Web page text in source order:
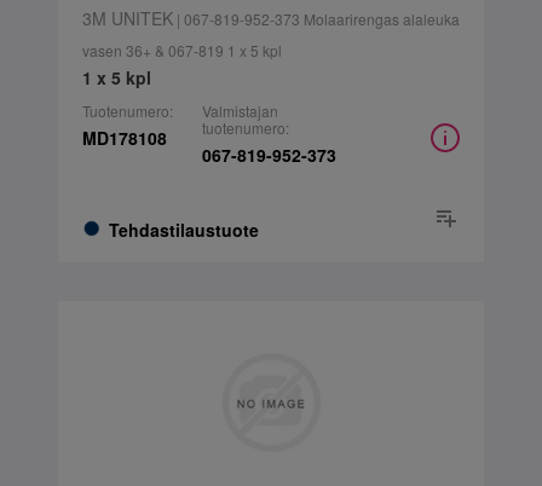
3M UNITEK| 067-819-952-373 Molaarirengas alaleuka
vasen 36+ & 067-819 1 x 5 kpl
1 x 5 kpl
Tuotenumero:
MD178108
Tehdastilaustuote
Valmistajan
tuotenumero:
067-819-952-373